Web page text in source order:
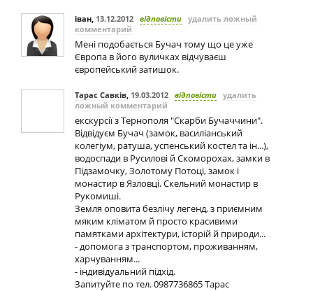
іван, 13.12.2012 відповісти удалить ложный
комментарий
Мені подобається Бучач тому що це уже
Європа в його вуличках відчуваєш
європейський затишок.
Тарас Савків, 19.03.2012 відповісти удалить
ложный комментарий
екскурсії з Тернополя "Скарби Бучаччини".
Відвідуєм Бучач (замок, василіанський
колегіум, ратуша, успенський костел та ін...),
водоспади в Русилові й Скоморохах, замки в
Підзамочку, Золотому Потоці, замок і
монастир в Язловці. Скельний монастир в
Рукомиші.
Земля оповита безлічу легенд, з приємним
мяким кліматом й просто красивими
памятками архітектури, історій й природи...
- допомога з транспортом, проживанням,
харчуванням...
- індивідуальний підхід.
Запитуйте по тел. 0987736865 Тарас